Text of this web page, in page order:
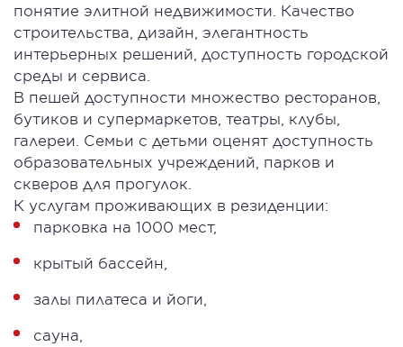
понятие элитной недвижимости. Качество
строительства, дизайн, элегантность
интерьерных решений, доступность городской
среды и сервиса.
В пешей доступности множество ресторанов,
бутиков и супермаркетов, театры, клубы,
галереи. Семьи с детьми оценят доступность
образовательных учреждений, парков и
скверов для прогулок.
К услугам проживающих в резиденции:
парковка на 1000 мест,
крытый бассейн,
залы пилатеса и йоги,
сауна,